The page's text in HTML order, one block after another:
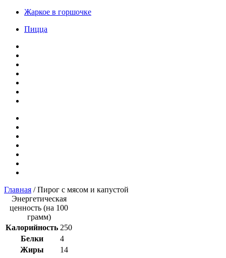
Жаркое в горшочке
Пицца
Главная / Пирог с мясом и капустой
Энергетическая
ценность (на 100
грамм)
Калорийность 250
Белки
4
Жиры
14